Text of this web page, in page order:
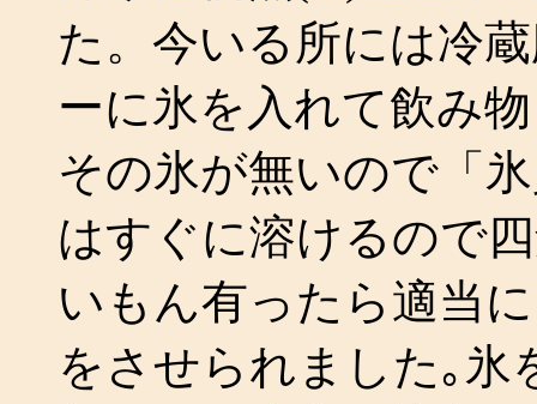
た。今いる所には冷
ーに氷を入れて飲み
その氷が無いので「
はすぐに溶けるので
いもん有ったら適当
をさせられました｡氷